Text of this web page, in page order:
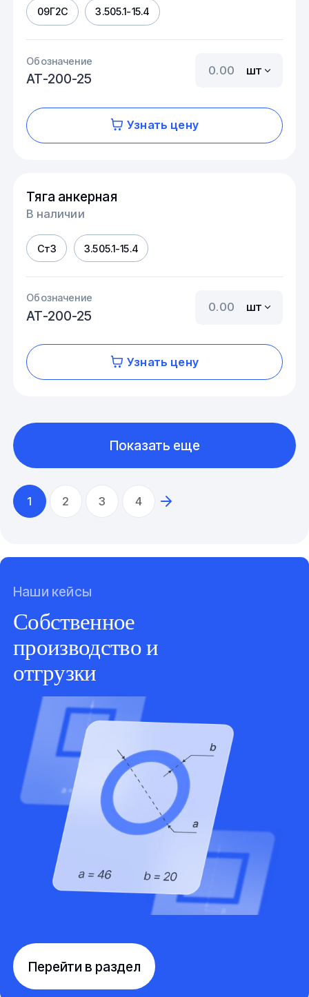
09Г2С 3.505.1-15.4
Обозначение
АТ-200-25
шт
Узнать цену
Тяга анкерная
В наличии
Ст3 3.505.1-15.4
Обозначение
АТ-200-25
шт
Узнать цену
1 2 3 4
Показать еще
Наши кейсы
Собственное
производство и
отгрузки
Перейти в раздел